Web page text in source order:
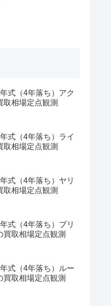
式（4年落ち）アク
取相場定点観測
式（4年落ち）ライ
取相場定点観測
式（4年落ち）ヤリ
取相場定点観測
式（4年落ち）プリ
買取相場定点観測
式（4年落ち）ルー
買取相場定点観測